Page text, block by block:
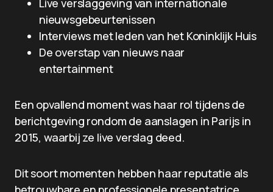
Live verslaggeving van internationale
nieuwsgebeurtenissen
Interviews met leden van het Koninklijk Huis
De overstap van nieuws naar
entertainment
Een opvallend moment was haar rol tijdens de
berichtgeving rondom de aanslagen in Parijs in
2015, waarbij ze live verslag deed.
Dit soort momenten hebben haar reputatie als